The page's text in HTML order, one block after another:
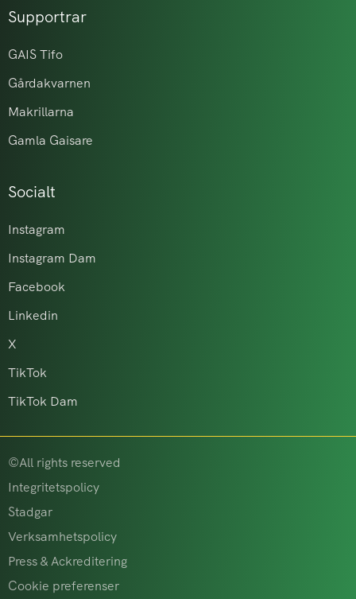
Supportrar
GAIS Tifo
Gårdakvarnen
Makrillarna
Gamla Gaisare
Socialt
Instagram
Instagram Dam
Facebook
Linkedin
X
TikTok
TikTok Dam
©All rights reserved
Integritetspolicy
Stadgar
Verksamhetspolicy
Press & Ackreditering
Cookie preferenser